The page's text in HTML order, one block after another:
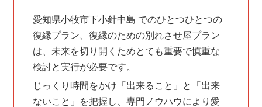
愛知県小牧市下小針中島 でのひとつひとつの
復縁プラン、復縁のための別れさせ屋プラン
は、未来を切り開くためとても重要で慎重な
検討と実行が必要です。
じっくり時間をかけ「出来ること」と「出来
ないこと」を把握し、専門ノウハウにより愛